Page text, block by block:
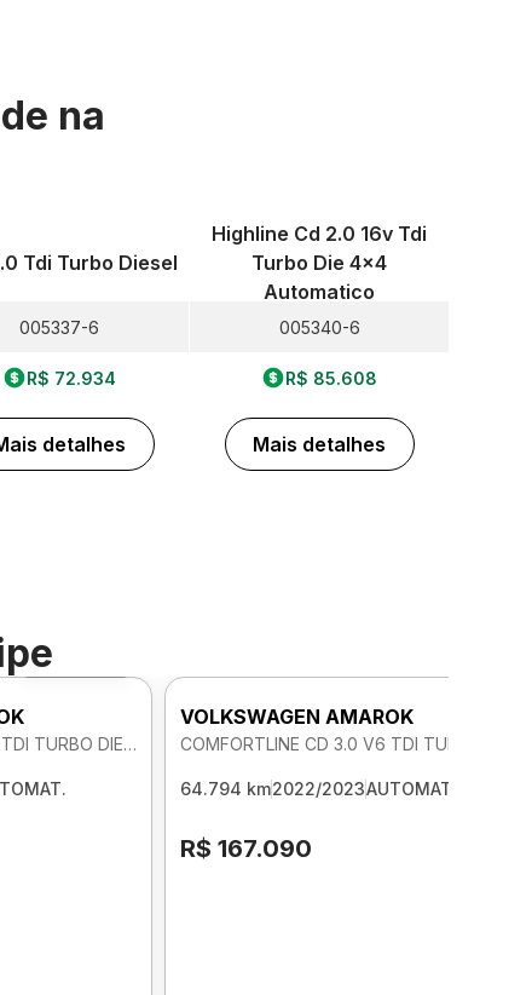
na
Tdi Turbo Diesel
005337-6
R$ 72.934
detalhes
Highline Cd 2.0 16v Tdi
Turbo Die 4x4
Automatico
005340-6
R$ 85.608
Mais detalhes
Foto 360º
COMFORTLINE CD 3.0 V6 TDI TURBO DIE 4X4 AUTOMATICO
VOLKSWAGEN AMAROK
64.794 km2022/2023AUTOMAT.
R$ 167.090